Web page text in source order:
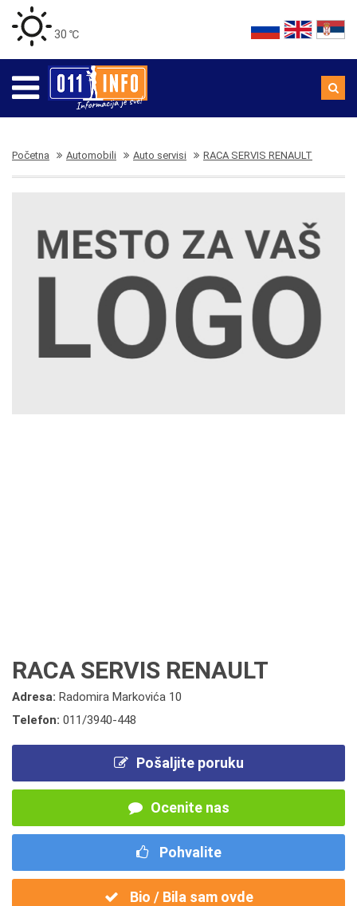
30 ℃
Početna Automobili Auto servisi RACA SERVIS RENAULT
RACA SERVIS RENAULT
Adresa: Radomira Markovića 10
Telefon: 011/3940-448
Pošaljite poruku
Ocenite nas
Pohvalite
Bio / Bila sam ovde